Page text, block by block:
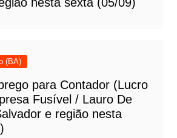
(BA)
para Contador (Lucro
Fusível / Lauro De
e região nesta